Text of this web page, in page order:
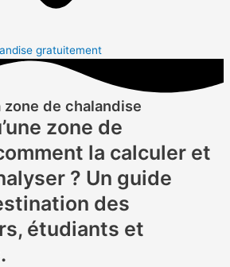
gratuitement
de chalandise
zone de
la calculer et
? Un guide
des
étudiants et